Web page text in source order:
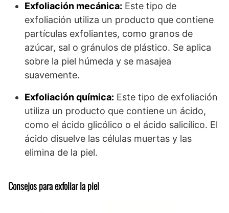
Exfoliación mecánica: Este tipo de
exfoliación utiliza un producto que contiene
partículas exfoliantes, como granos de
azúcar, sal o gránulos de plástico. Se aplica
sobre la piel húmeda y se masajea
suavemente.
Exfoliación química: Este tipo de exfoliación
utiliza un producto que contiene un ácido,
como el ácido glicólico o el ácido salicílico. El
ácido disuelve las células muertas y las
elimina de la piel.
Consejos para exfoliar la piel